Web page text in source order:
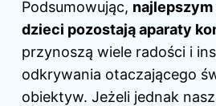
Podsumowując,
dzieci pozostają aparaty
przynoszą wiele radości i
odkrywania otaczającego
obiektyw. Jeżeli jednak